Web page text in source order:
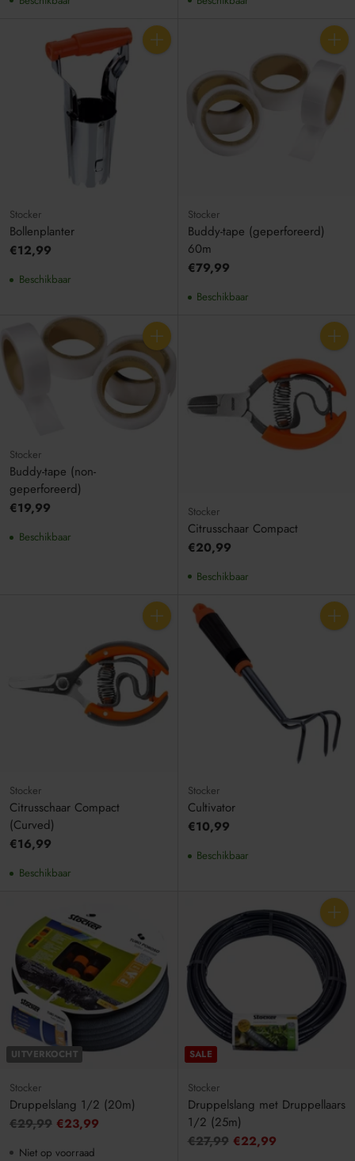
Aantal
Stocker
Bollenplanter
€12,99
Beschikbaar
Aantal
Stocker
Buddy-tape (geperforeerd)
60m
€79,99
Beschikbaar
Aantal
Stocker
Buddy-tape (non-
geperforeerd)
€19,99
Beschikbaar
Aantal
Stocker
Citrusschaar Compact
€20,99
Beschikbaar
Aantal
Stocker
Citrusschaar Compact
(Curved)
€16,99
Beschikbaar
Aantal
Stocker
Cultivator
€10,99
Beschikbaar
UITVERKOCHT
Stocker
Druppelslang 1/2 (20m)
Adviesprijs
€29,99 €23,99
Niet op voorraad
SALE
Aantal
Stocker
Druppelslang met Druppellaars
1/2 (25m)
Adviesprijs
€27,99 €22,99